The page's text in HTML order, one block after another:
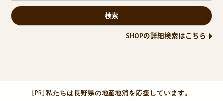
SHOPの詳細検索はこちら
［PR］私たちは長野県の地産地消を応援しています。